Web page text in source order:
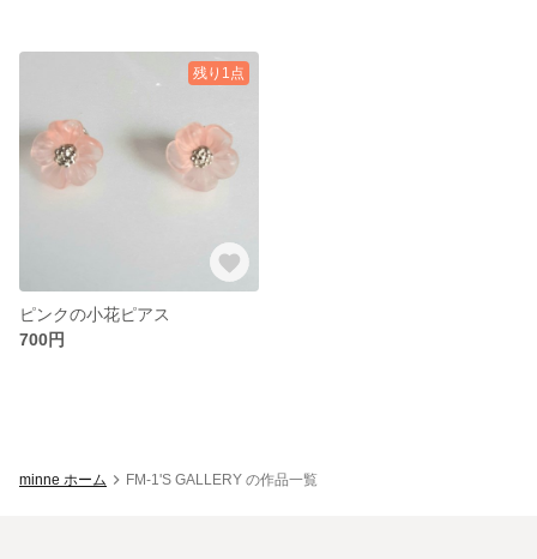
残り1点
ピンクの小花ピアス
700円
minne ホーム FM-1'S GALLERY の作品一覧